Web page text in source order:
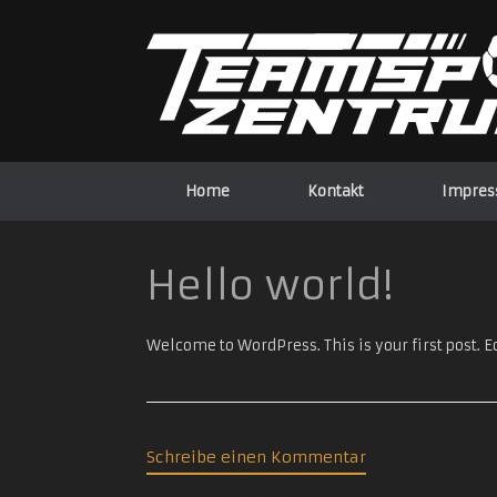
Home Kontakt
Hello world!
Welcome to WordPress. This is your first post.
Schreibe einen Kommentar